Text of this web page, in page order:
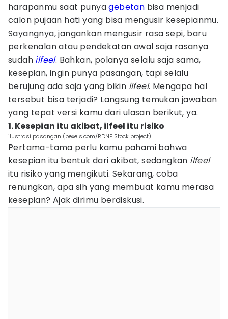
harapanmu saat punyagebetan bisa menjadi
calon pujaan hati yang bisa mengusir kesepianmu.
Sayangnya, jangankan mengusir rasa sepi, baru
perkenalan atau pendekatan awal saja rasanya
sudah ilfeel. Bahkan, polanya selalu saja sama,
kesepian, ingin punya pasangan, tapi selalu
berujung ada saja yang bikin ilfeel. Mengapa hal
tersebut bisa terjadi? Langsung temukan jawaban
yang tepat versi kamu dari ulasan berikut, ya.
1. Kesepian itu akibat, ilfeel itu risiko
ilustrasi pasangan (pexels.com/RDNE Stock project)
Pertama-tama perlu kamu pahami bahwa
kesepian itu bentuk dari akibat, sedangkan ilfeel
itu risiko yang mengikuti. Sekarang, coba
renungkan, apa sih yang membuat kamu merasa
kesepian? Ajak dirimu berdiskusi.